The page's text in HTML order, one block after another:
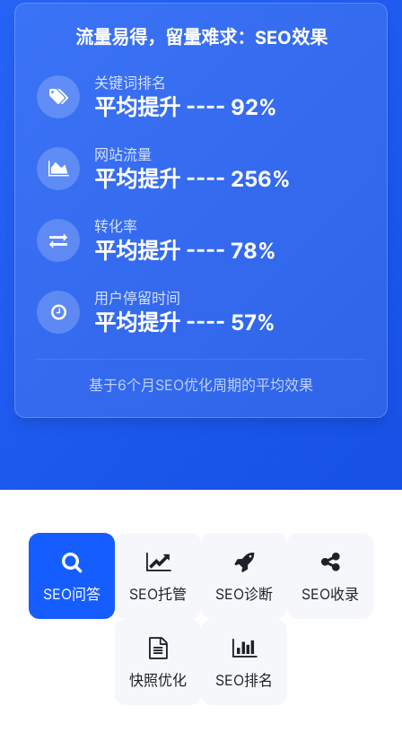
流量易得，留量难求：SEO效果
关键词排名
平均提升 ---- 92%
网站流量
平均提升 ---- 256%
转化率
平均提升 ---- 78%
用户停留时间
平均提升 ---- 57%
基于6个月SEO优化周期的平均效果
SEO问答 SEO托管 SEO诊断 SEO收录
快照优化 SEO排名